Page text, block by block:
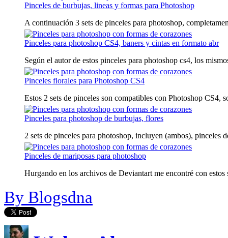
Pinceles de burbujas, lineas y formas para Photoshop
A continuación 3 sets de pinceles para photoshop,
Pinceles para photoshop CS4, baners y cintas en formato abr
Según el autor de estos pinceles para photoshop cs4, los
Pinceles florales para Photoshop CS4
Estos 2 sets de pinceles son compatibles con Photoshop CS4,
Pinceles para photoshop de burbujas, flores
2 sets de pinceles para photoshop, incluyen (ambos), pinceles
Pinceles de mariposas para photoshop
Hurgando en los archivos de Deviantart me encontré con estos
By Blogsdna